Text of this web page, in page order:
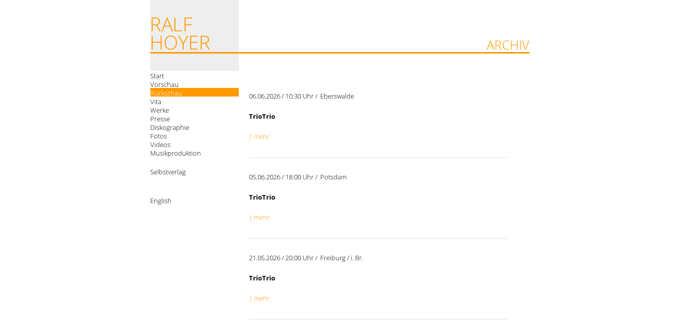
Start
Vorschau
Rückschau
Vita
Werke
Presse
Diskographie
Fotos
Videos
Musikproduktion
Selbstverlag
English
06.06.2026 / 10:30 Uhr / Eberswalde
TrioTrio
| mehr
05.06.2026 / 18:00 Uhr / Potsdam
TrioTrio
| mehr
21.05.2026 / 20:00 Uhr / Freiburg / i. Br.
TrioTrio
| mehr